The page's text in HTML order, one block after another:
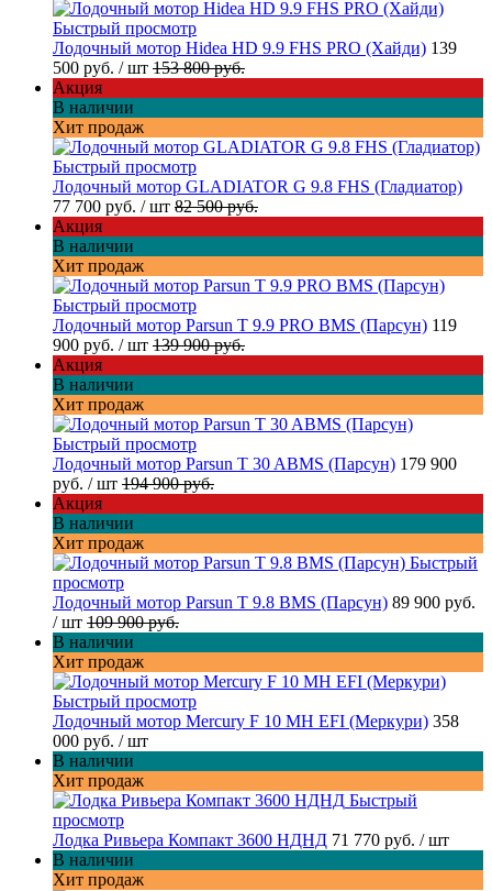
Быстрый просмотр
Лодочный мотор Hidea HD 9.9 FHS PRO (Хайди) 139
500 руб. / шт 153 800 руб.
Акция
В наличии
Хит продаж
Быстрый просмотр
Лодочный мотор GLADIATOR G 9.8 FHS (Гладиатор)
77 700 руб. / шт 82 500 руб.
Акция
В наличии
Хит продаж
Быстрый просмотр
Лодочный мотор Parsun T 9.9 PRO BMS (Парсун) 119
900 руб. / шт 139 900 руб.
Акция
В наличии
Хит продаж
Быстрый просмотр
Лодочный мотор Parsun T 30 ABMS (Парсун) 179 900
руб. / шт 194 900 руб.
Акция
В наличии
Хит продаж
Быстрый
просмотр
Лодочный мотор Parsun T 9.8 BMS (Парсун) 89 900 руб.
/ шт 109 900 руб.
В наличии
Хит продаж
Быстрый просмотр
Лодочный мотор Mercury F 10 MH EFI (Меркури) 358
000 руб. / шт
В наличии
Хит продаж
Быстрый
просмотр
Лодка Ривьера Компакт 3600 НДНД 71 770 руб. / шт
В наличии
Хит продаж